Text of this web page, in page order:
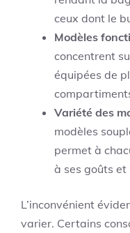
ceux dont le
Modèles
concentrent
équipées de
Variété des
modèles
permet à
à ses goûts et
L’inconvénient
varier. Certains